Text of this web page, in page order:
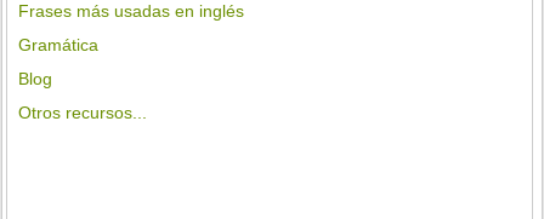
Frases más usadas en inglés
Gramática
Blog
Otros recursos...